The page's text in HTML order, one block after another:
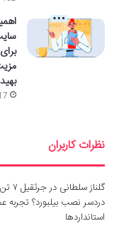
17 مهر
نظرات کاربران
گلناز سلطانی در
دردسر نصب بیلبورد؟ تجربه
استانداردها